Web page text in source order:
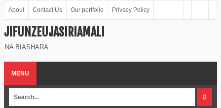
About Contact Us Our portfolio Privacy Policy
JIFUNZEUJASIRIAMALI
NA BIASHARA
MENU